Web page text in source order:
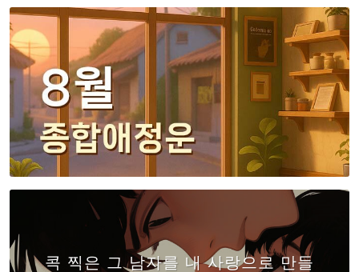
콕 찍은 그 남자를 내 사랑으로 만들